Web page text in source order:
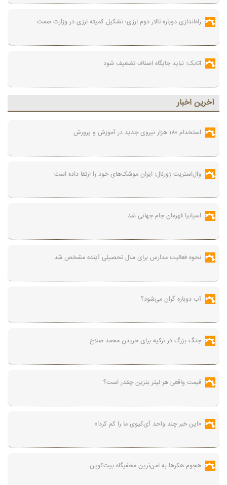
راه‌اندازی دوباره تالار دوم ارزی؛ تشکیل کمیته ارزی در وزارت صمت
اتابک: نباید جایگاه اصناف تضعیف شود
آخرين اخبار
استخدام ۱۸۰ هزار نیروی جدید در آموزش‌ و پرورش
وال‌استریت ژورنال: ایران موشک‌های خود را ارتقا داده است
اسپانیا قهرمان جام جهانی شد
نحوه فعالیت مدارس برای سال تحصیلی آینده مشخص شد
آب دوباره گران می‌شود؟
جنگ بزرگ در ترکیه برای خریدن محمد صلاح
قیمت واقعی هر لیتر بنزین چقدر است؟
«این خبر چند واحد آی‌کیوی ما را کم کرد!»
هجوم هکرها به امن‌ترین مخفیگاه بیت‌کوین